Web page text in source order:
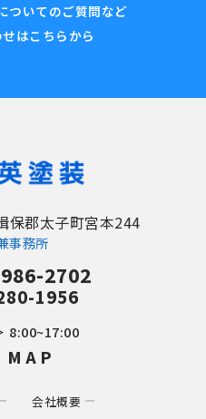
ついてのご質問など
はこちらから
保郡太子町宮本244
事務所
2702
1956
8:00~17:00
会社概要